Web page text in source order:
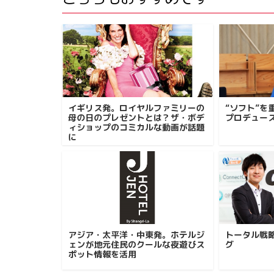
イギリス発。ロイヤルファミリーの
母の日のプレゼントとは？ザ・ボデ
ィショップのコミカルな動画が話題
に
“ソフト”を
プロデュー
アジア・太平洋・中東発。ホテルジ
ェンが地元住民のクールな夜遊びス
ポット情報を活用
トータル戦
グ